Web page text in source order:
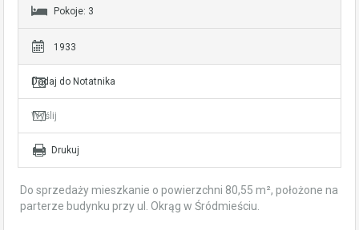
Pokoje: 3
1933
Dodaj do Notatnika
Wyślij
Drukuj
Do sprzedaży mieszkanie o powierzchni 80,55 m², położone na
parterze budynku przy ul. Okrąg w Śródmieściu.